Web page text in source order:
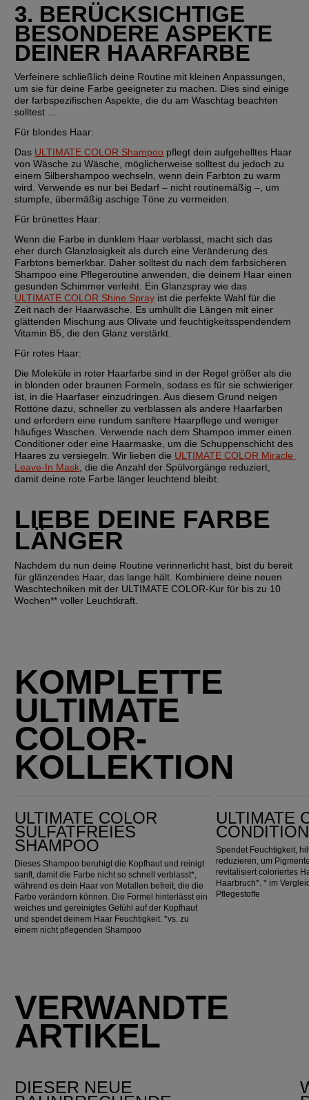
3. BERÜCKSICHTIGE
BESONDERE ASPEKTE
DEINER HAARFARBE
Verfeinere schließlich deine Routine mit kleinen Anpassungen,
um sie für deine Farbe geeigneter zu machen. Dies sind einige
der farbspezifischen Aspekte, die du am Waschtag beachten
solltest ...
Für blondes Haar:
Das ULTIMATE COLOR Shampoo pflegt dein aufgehelltes Haar
von Wäsche zu Wäsche, möglicherweise solltest du jedoch zu
einem Silbershampoo wechseln, wenn dein Farbton zu warm
wird. Verwende es nur bei Bedarf – nicht routinemäßig –, um
stumpfe, übermäßig aschige Töne zu vermeiden.
Für brünettes Haar:
Wenn die Farbe in dunklem Haar verblasst, macht sich das
eher durch Glanzlosigkeit als durch eine Veränderung des
Farbtons bemerkbar. Daher solltest du nach dem farbsicheren
Shampoo eine Pflegeroutine anwenden, die deinem Haar einen
ULTIMATE COLOR Shine Spray ist die perfekte Wahl für die
Zeit nach der Haarwäsche. Es umhüllt die Längen mit einer
glättenden Mischung aus Olivate und feuchtigkeitsspendendem
Vitamin B5, die den Glanz verstärkt.
Für rotes Haar:
Die Moleküle in roter Haarfarbe sind in der Regel größer als die
in blonden oder braunen Formeln, sodass es für sie schwieriger
ist, in die Haarfaser einzudringen. Aus diesem Grund neigen
Rottöne dazu, schneller zu verblassen als andere Haarfarben
und erfordern eine rundum sanftere Haarpflege und weniger
häufiges Waschen. Verwende nach dem Shampoo immer einen
Conditioner oder eine Haarmaske, um die Schuppenschicht des
Haares zu versiegeln. Wir lieben die ULTIMATE COLOR Miracle
Leave-In Mask , die die Anzahl der Spülvorgänge reduziert,
damit deine rote Farbe länger leuchtend bleibt.
LIEBE DEINE FARBE
LÄNGER
Nachdem du nun deine Routine verinnerlicht hast, bist du bereit
für glänzendes Haar, das lange hält. Kombiniere deine neuen
Waschtechniken mit der ULTIMATE COLOR-Kur für bis zu 10
Wochen** voller Leuchtkraft.
KOMPLETTE
ULTIMATE
COLOR-
KOLLEKTION
ULTIMATE COLOR
SULFATFREIES
SHAMPOO
Dieses Shampoo beruhigt die Kopfhaut und reinigt
sanft, damit die Farbe nicht so schnell verblasst*,
während es dein Haar von Metallen befreit, die die
Farbe verändern können. Die Formel hinterlässt ein
weiches und gereinigtes Gefühl auf der Kopfhaut
und spendet deinem Haar Feuchtigkeit. *vs. zu
einem nicht pflegenden Shampoo
ULTIMATE
Spendet Feuchtigkeit,
reduzieren, um
revitalisiert coloriertes
Haarbruch*. * im
Pflegestoffe
VERWANDTE
ARTIKEL
DIESER NEUE